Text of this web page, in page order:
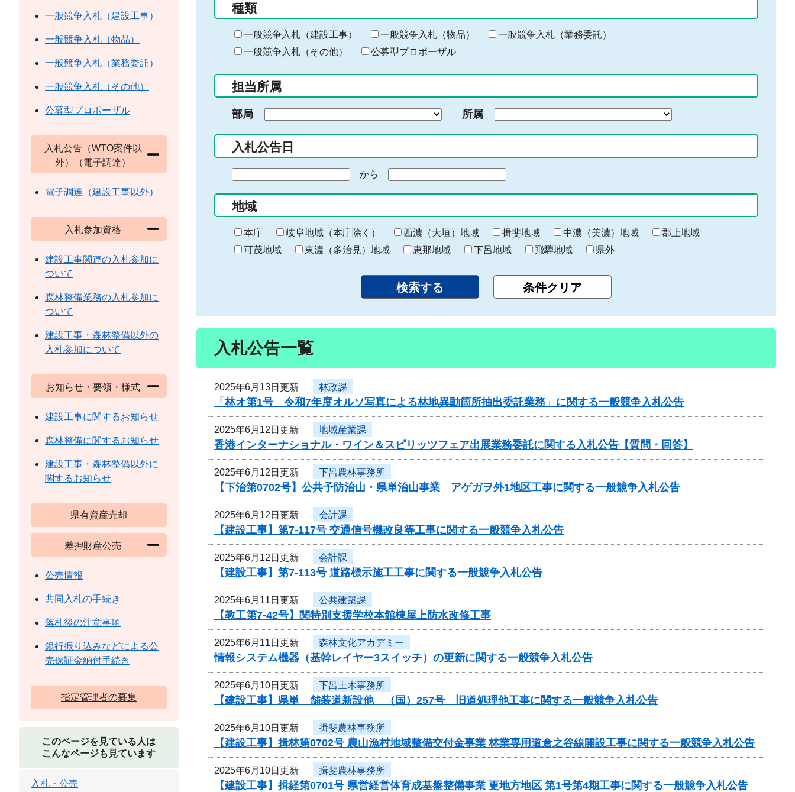
る
キ
ー
ー
入
力
種類
一般競争入札（建設工事） 一般競争入札（物品）
一般競争入札（業務委託）
一般競争入札（その他）
公募型プロポーザル
担当所属
部局 所属
入札公告日
の
始
ま
り
から
終
わ
り
地域
本庁 岐阜地域（本庁除く） 西濃（大垣）地域 揖斐地域 中濃（美濃）地域
郡上地域
可茂地域
東濃（多治見）地域 恵那地域 下呂地域 飛騨地域 県外
入札公告一覧
2025年6月13日更新 林政課
「林オ第1号 令和7年度オルソ写真による林地異動箇所抽出委託業務」に関する一般競争入札公告
2025年6月12日更新 地域産業課
香港インターナショナル・ワイン＆スピリッツフェア出展業務委託に関する入札公告【質問・回答】
2025年6月12日更新 下呂農林事務所
【下治第0702号】公共予防治山・県単治山事業 アゲガヲ外1地区工事に関する一般競争入札公告
2025年6月12日更新 会計課
【建設工事】第7-117号 交通信号機改良等工事に関する一般競争入札公告
2025年6月12日更新 会計課
【建設工事】第7-113号 道路標示施工工事に関する一般競争入札公告
2025年6月11日更新 公共建築課
【教工第7-42号】関特別支援学校本館棟屋上防水改修工事
2025年6月11日更新 森林文化アカデミー
情報システム機器（基幹レイヤー3スイッチ）の更新に関する一般競争入札公告
2025年6月10日更新 下呂土木事務所
【建設工事】県単 舗装道新設他 （国）257号 旧道処理他工事に関する一般競争入札公告
2025年6月10日更新 揖斐農林事務所
【建設工事】揖林第0702号 農山漁村地域整備交付金事業 林業専用道倉之谷線開設工事に関する一般競争入札公告
2025年6月10日更新 揖斐農林事務所
【建設工事】揖経第0701号 県営経営体育成基盤整備事業 更地方地区 第1号第4期工事に関する一般競争入札公告
一般競争入札（建設工事）
一般競争入札（物品）
一般競争入札（業務委託）
一般競争入札（その他）
公募型プロポーザル
入札公告（WTO案件以
外）（電子調達）
電子調達（建設工事以外）
入札参加資格
建設工事関連の入札参加に
ついて
森林整備業務の入札参加に
ついて
建設工事・森林整備以外の
入札参加について
お知らせ・要領・様式
建設工事に関するお知らせ
森林整備に関するお知らせ
建設工事・森林整備以外に
関するお知らせ
県有資産売却
差押財産公売
公売情報
共同入札の手続き
落札後の注意事項
銀行振り込みなどによる公
売保証金納付手続き
指定管理者の募集
このページを見ている人は
こんなページも見ています
入札・公売